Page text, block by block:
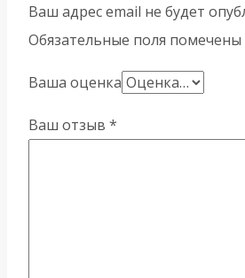
Ваш адрес email не будет
Обязательные поля помечены
Ваша оценка
Ваш отзыв *